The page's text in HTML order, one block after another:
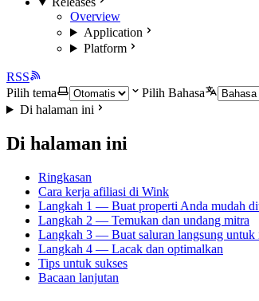
Overview
Application
Platform
RSS
Pilih tema
Pilih Bahasa
Di halaman ini
Di halaman ini
Ringkasan
Cara kerja afiliasi di Wink
Langkah 1 — Buat properti Anda mudah
Langkah 2 — Temukan dan undang mitra
Langkah 3 — Buat saluran langsung untuk
Langkah 4 — Lacak dan optimalkan
Tips untuk sukses
Bacaan lanjutan